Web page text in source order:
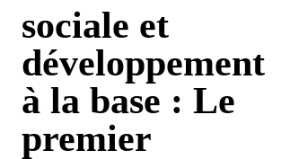
sociale et
développement
à la base : Le
premier